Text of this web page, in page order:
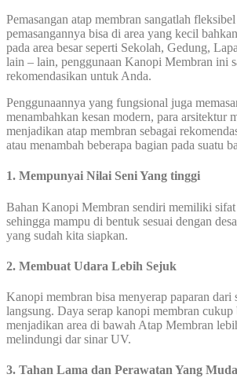
Pemasangan atap membran sangatlah
pemasangannya bisa di area yang kecil
pada area besar seperti Sekolah, Gedung,
lain – lain, penggunaan Kanopi Membran ini
rekomendasikan untuk Anda.
Penggunaannya yang fungsional juga
menambahkan kesan modern, para arsitektur
menjadikan atap membran sebagai
atau menambah beberapa bagian pada suatu
1. Mempunyai Nilai Seni Yang tinggi
Bahan Kanopi Membran sendiri memiliki
sehingga mampu di bentuk sesuai dengan
yang sudah kita siapkan.
2. Membuat Udara Lebih Sejuk
Kanopi membran bisa menyerap paparan dari
langsung. Daya serap kanopi membran cukup
menjadikan area di bawah Atap Membran
melindungi dar sinar UV.
3. Tahan Lama dan Perawatan Yang